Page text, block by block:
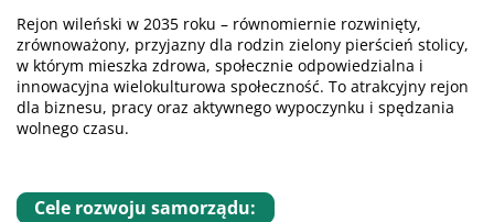
Rejon wileński w 2035 roku – równomiernie rozwinięty,
zrównoważony, przyjazny dla rodzin zielony pierścień stolicy,
w którym mieszka zdrowa, społecznie odpowiedzialna i
innowacyjna wielokulturowa społeczność. To atrakcyjny rejon
dla biznesu, pracy oraz aktywnego wypoczynku i spędzania
wolnego czasu.
Cele rozwoju samorządu: